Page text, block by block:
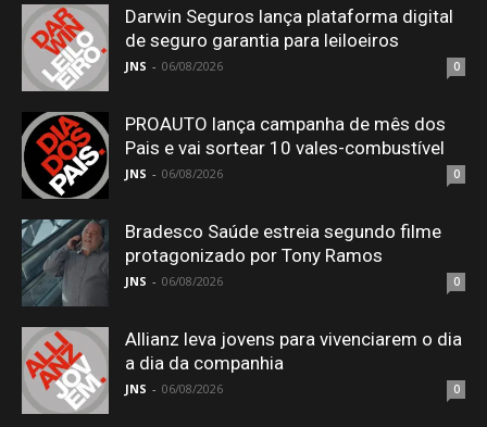
Darwin Seguros lança plataforma digital
de seguro garantia para leiloeiros
JNS - 06/08/2026 0
PROAUTO lança campanha de mês dos
Pais e vai sortear 10 vales-combustível
JNS - 06/08/2026 0
Bradesco Saúde estreia segundo filme
protagonizado por Tony Ramos
JNS - 06/08/2026 0
Allianz leva jovens para vivenciarem o dia
a dia da companhia
JNS - 06/08/2026 0